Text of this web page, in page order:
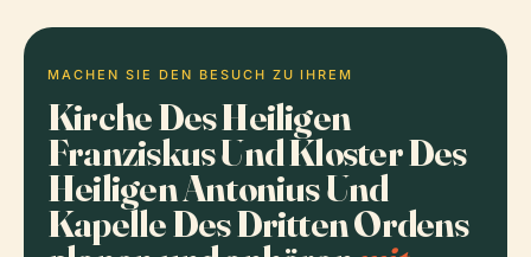
MACHEN SIE DEN BESUCH ZU IHREM
Kirche Des Heiligen
Franziskus Und Kloster Des
Heiligen Antonius Und
Kapelle Des Dritten Ordens